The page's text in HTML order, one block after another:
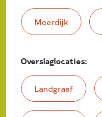
Moerdijk
Overslaglocaties:
Landgraaf